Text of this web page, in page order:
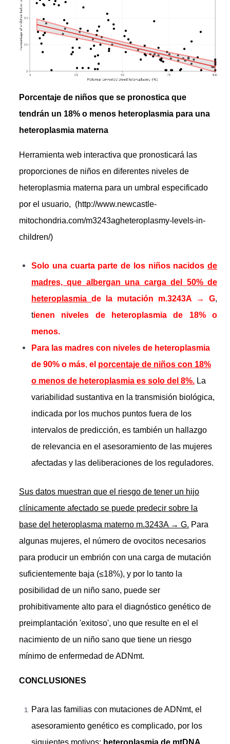
Porcentaje de niños que se pronostica que
tendrán un 18% o menos heteroplasmia para una
heteroplasmia materna
Herramienta web interactiva que pronosticará las
proporciones de niños en diferentes niveles de
heteroplasmia materna para un umbral especificado
por el usuario, (http://www.newcastle-
mitochondria.com/m3243agheteroplasmy-levels-in-
children/)
Solo una cuarta parte de los niños nacidos de
madres, que albergan una carga del 50% de
heteroplasmia de la mutación m.3243A → G,
tienen niveles de heteroplasmia de 18% o
menos.
Para las madres con niveles de heteroplasmia
de 90% o más, el porcentaje de niños con 18%
o menos de heteroplasmia es solo del 8%. La
variabilidad sustantiva en la transmisión biológica,
indicada por los muchos puntos fuera de los
intervalos de predicción, es también un hallazgo
de relevancia en el asesoramiento de las mujeres
afectadas y las deliberaciones de los reguladores.
Sus datos muestran que el riesgo de tener un hijo
clínicamente afectado se puede predecir sobre la
base del heteroplasma materno m.3243A → G. Para
algunas mujeres, el número de ovocitos necesarios
para producir un embrión con una carga de mutación
suficientemente baja (≤18%), y por lo tanto la
posibilidad de un niño sano, puede ser
prohibitivamente alto para el diagnóstico genético de
preimplantación 'exitoso', uno que resulte en el el
nacimiento de un niño sano que tiene un riesgo
mínimo de enfermedad de ADNmt.
CONCLUSIONES
Para las familias con mutaciones de ADNmt, el
asesoramiento genético es complicado, por los